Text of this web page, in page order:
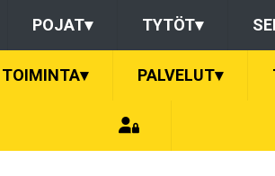
POJAT▾ TYTÖT▾
TOIMINTA▾ PALVELUT▾